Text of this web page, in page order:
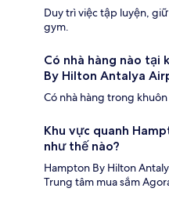
Duy trì việc tập luyện,
gym.
Có nhà hàng nào tại
By Hilton Antalya
Có nhà hàng trong
Khu vực quanh
như thế nào?
Hampton By Hilton
Trung tâm mua sắm